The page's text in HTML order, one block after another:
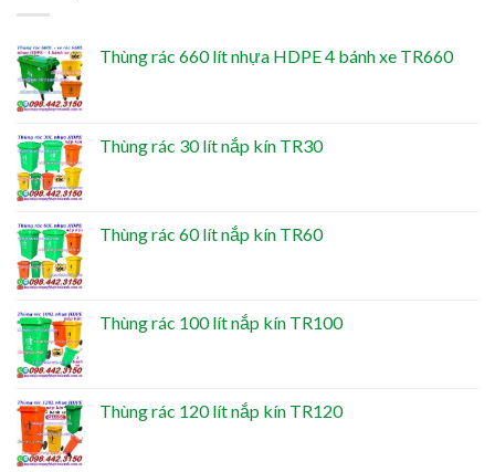
Thùng rác 660 lít nhựa HDPE 4 bánh xe TR660
Thùng rác 30 lít nắp kín TR30
Thùng rác 60 lít nắp kín TR60
Thùng rác 100 lít nắp kín TR100
Thùng rác 120 lít nắp kín TR120